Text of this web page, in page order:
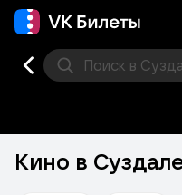
Поиск в
Кино в